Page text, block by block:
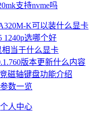
支持nvme吗
K可以装什么显卡
1240p选哪个好
相当于什么显卡
版本更新什么内容
磁轴键盘功能介绍
数一览
个人中心